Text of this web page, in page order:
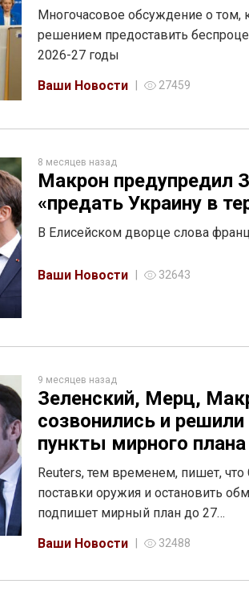
Многочасовое обсуждение о том,
решением предоставить
2026-27 годы
Ваши Новости
27459
8 месяцев назад
Макрон предупредил
«предать Украину в
В Елисейском дворце слова
Ваши Новости 32643
9 месяцев назад
Зеленский, Мерц,
созвонились и
пункты мирного плана
Reuters, тем временем, пишет,
поставки оружия и остановить
подпишет мирный план до 27…
Ваши Новости
32488